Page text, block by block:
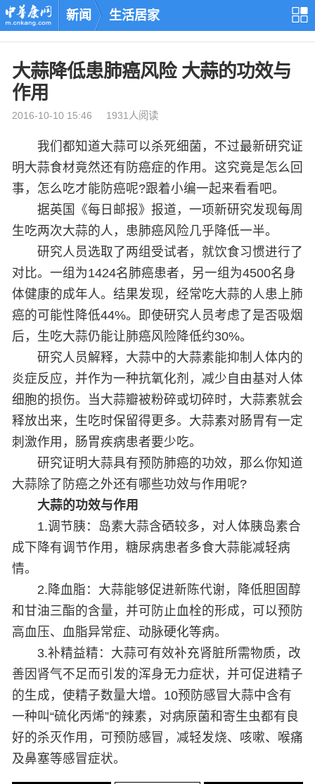
新闻 生活居家
大蒜降低患肺癌风险 大蒜的功效与
作用
2016-10-10 15:46 1931人阅读
我们都知道大蒜可以杀死细菌，不过最新研究证
明大蒜食材竟然还有防癌症的作用。这究竟是怎么回
事，怎么吃才能防癌呢?跟着小编一起来看看吧。
据英国《每日邮报》报道，一项新研究发现每周
生吃两次大蒜的人，患肺癌风险几乎降低一半。
研究人员选取了两组受试者，就饮食习惯进行了
对比。一组为1424名肺癌患者，另一组为4500名身
体健康的成年人。结果发现，经常吃大蒜的人患上肺
癌的可能性降低44%。即使研究人员考虑了是否吸烟
后，生吃大蒜仍能让肺癌风险降低约30%。
研究人员解释，大蒜中的大蒜素能抑制人体内的
炎症反应，并作为一种抗氧化剂，减少自由基对人体
细胞的损伤。当大蒜瓣被粉碎或切碎时，大蒜素就会
释放出来，生吃时保留得更多。大蒜素对肠胃有一定
刺激作用，肠胃疾病患者要少吃。
研究证明大蒜具有预防肺癌的功效，那么你知道
大蒜除了防癌之外还有哪些功效与作用呢?
大蒜的功效与作用
1.调节胰：岛素大蒜含硒较多，对人体胰岛素合
成下降有调节作用，糖尿病患者多食大蒜能减轻病
情。
2.降血脂：大蒜能够促进新陈代谢，降低胆固醇
和甘油三酯的含量，并可防止血栓的形成，可以预防
高血压、血脂异常症、动脉硬化等病。
3.补精益精：大蒜可有效补充肾脏所需物质，改
善因肾气不足而引发的浑身无力症状，并可促进精子
的生成，使精子数量大增。10预防感冒大蒜中含有
一种叫“硫化丙烯”的辣素，对病原菌和寄生虫都有良
好的杀灭作用，可预防感冒，减轻发烧、咳嗽、喉痛
及鼻塞等感冒症状。